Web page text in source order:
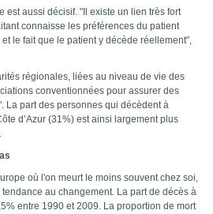
est aussi décisif. "Il existe un lien très fort
connaisse les préférences du patient
le fait que le patient y décède réellement",
régionales, liées au niveau de vie des
conventionnées pour assurer des
La part des personnes qui décèdent à
d’Azur (31%) est ainsi largement plus
où l'on meurt le moins souvent chez soi,
au changement. La part de décès à
entre 1990 et 2009. La proportion de mort